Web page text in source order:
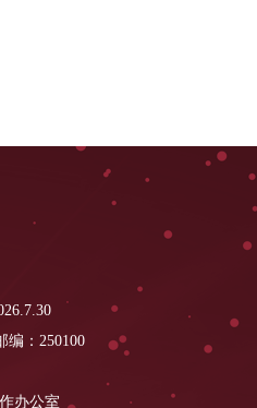
.7.30
编：250100
工作办公室